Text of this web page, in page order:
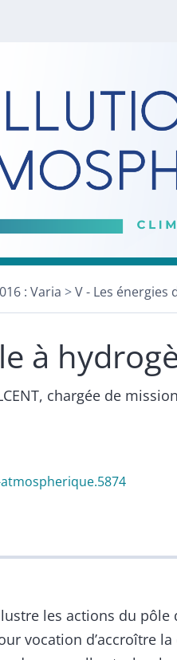
: Varia V - Les énergies
à
chargée de
les actions du
vocation d’accroître